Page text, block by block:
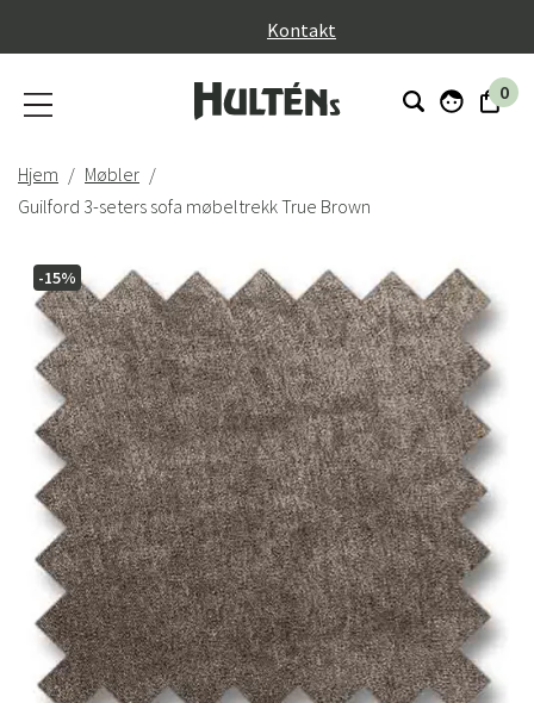
Kontakt
0
Hjem
Møbler
Guilford 3-seters sofa møbeltrekk True Brown
-15%